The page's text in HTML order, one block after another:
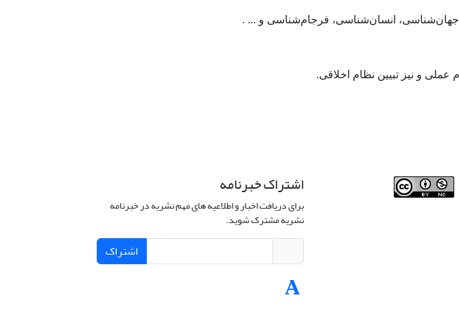
جهان‌شناسی، انسان‌شناسی، فرجام‌شناسی و ... .
عملی و نیز تبیین نظام اخلاقی.
اشتراک خبرنامه
برای دریافت اخبار و اطلاعیه های مهم نشریه در خبرنامه
نشریه مشترک شوید.
اشتراک